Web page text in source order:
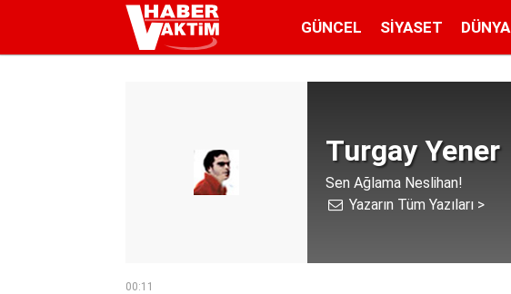
GÜNCEL SIYASET DÜNYA
Turgay Yener
Sen Ağlama Neslihan!
Yazarın Tüm Yazıları >
00:11